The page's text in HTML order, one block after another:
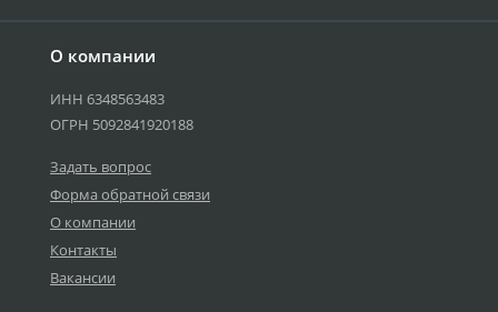
О компании
ИНН 6348563483
ОГРН 5092841920188
Задать вопрос
Форма обратной связи
О компании
Контакты
Вакансии